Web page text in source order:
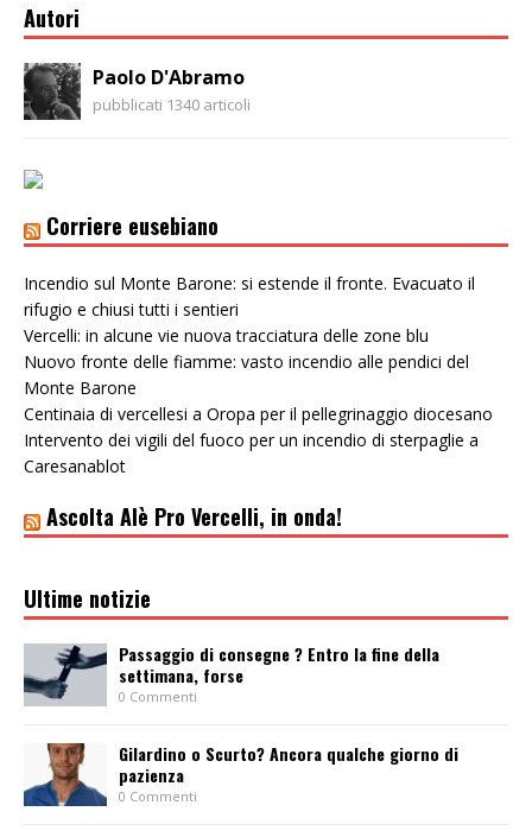
Autori
Paolo D'Abramo
pubblicati 1340 articoli
Corriere eusebiano
Incendio sul Monte Barone: si estende il fronte. Evacuato il
rifugio e chiusi tutti i sentieri
Vercelli: in alcune vie nuova tracciatura delle zone blu
Nuovo fronte delle fiamme: vasto incendio alle pendici del
Monte Barone
Centinaia di vercellesi a Oropa per il pellegrinaggio diocesano
Intervento dei vigili del fuoco per un incendio di sterpaglie a
Caresanablot
Ascolta Alè Pro Vercelli, in onda!
Ultime notizie
Passaggio di consegne ? Entro la fine della
settimana, forse
0 Commenti
Gilardino o Scurto? Ancora qualche giorno di
pazienza
0 Commenti